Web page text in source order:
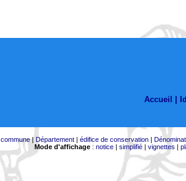
Accueil |
commune| Département| édifice de conservation|
Mode d'affichage: notice| simplifié| vignettes |